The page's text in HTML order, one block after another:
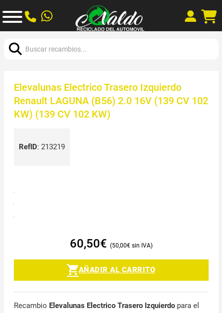
Elevalunas Electrico Trasero Izquierdo
Renault LAGUNA (B56) 2.0 16V (139 CV 102
KW) (139 CV 102 KW)
RefID: 213219
60,50€ 50,00€
AÑADIR AL CARRITO
Recambio Elevalunas Electrico Trasero Izquierdopara el